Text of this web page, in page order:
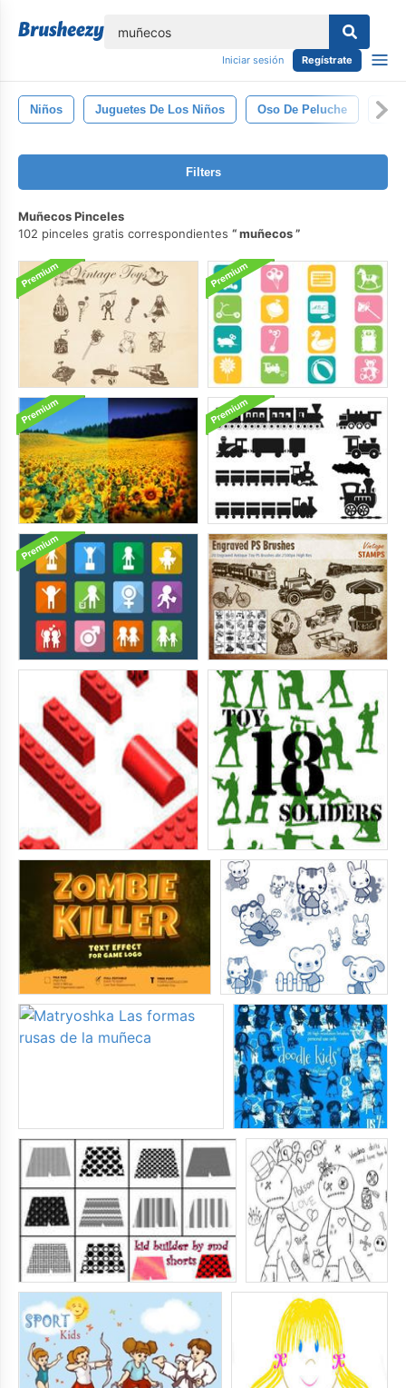
Iniciar sesión Regístrate
Niños Juguetes De Los Niños Oso De Peluche
Filters
Muñecos Pinceles
102 pinceles gratis correspondientes
muñecos